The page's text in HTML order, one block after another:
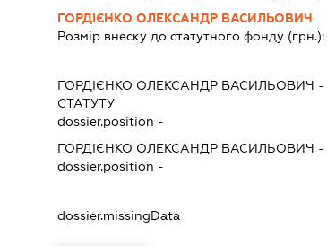
ГОРДІЄНКО ОЛЕКСАНДР ВАСИЛЬОВИЧ
Розмір внеску до статутного фонду (грн.):
ГОРДІЄНКО ОЛЕКСАНДР ВАСИЛЬОВИЧ -
СТАТУТУ
dossier.position -
ГОРДІЄНКО ОЛЕКСАНДР ВАСИЛЬОВИЧ -
dossier.position -
dossier.missingData